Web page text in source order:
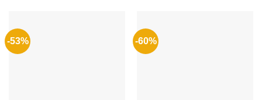
-53% -60%